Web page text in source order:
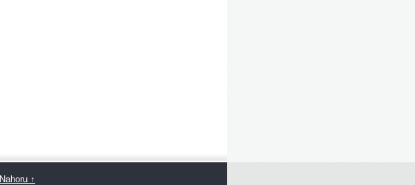
Nahoru ↑